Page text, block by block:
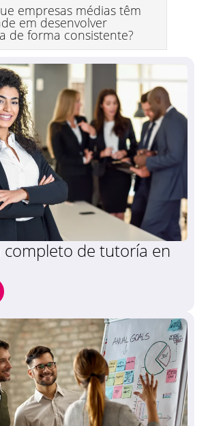
empresas médias têm
em desenvolver
de forma consistente?
completo de tutoría en